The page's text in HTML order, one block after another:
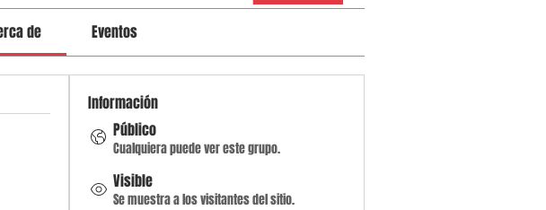
de Eventos
Información
Público
Cualquiera puede ver este grupo.
Visible
Se muestra a los visitantes del sitio.